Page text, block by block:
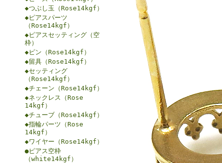
◆つぶし玉（Rose14kgf）
◆ピアスパーツ
（Rose14kgf）
◆ピアスセッティング（空
枠）
◆ピン（Rose14kgf）
◆留具（Rose14kgf）
◆セッティング
（Rose14kgf）
◆チェーン（Rose14kgf）
◆ネックレス（Rose
14kgf）
◆チューブ（Rose14kgf）
◆指輪パーツ（Rose
14kgf）
◆ワイヤー（Rose14kgf）
●ピアス空枠
（white14kgf）